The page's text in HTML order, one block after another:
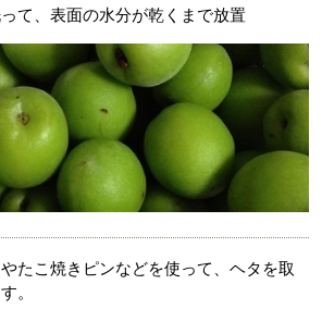
て、表面の水分が乾くまで放置
たこ焼きピンなどを使って、ヘタを取
。